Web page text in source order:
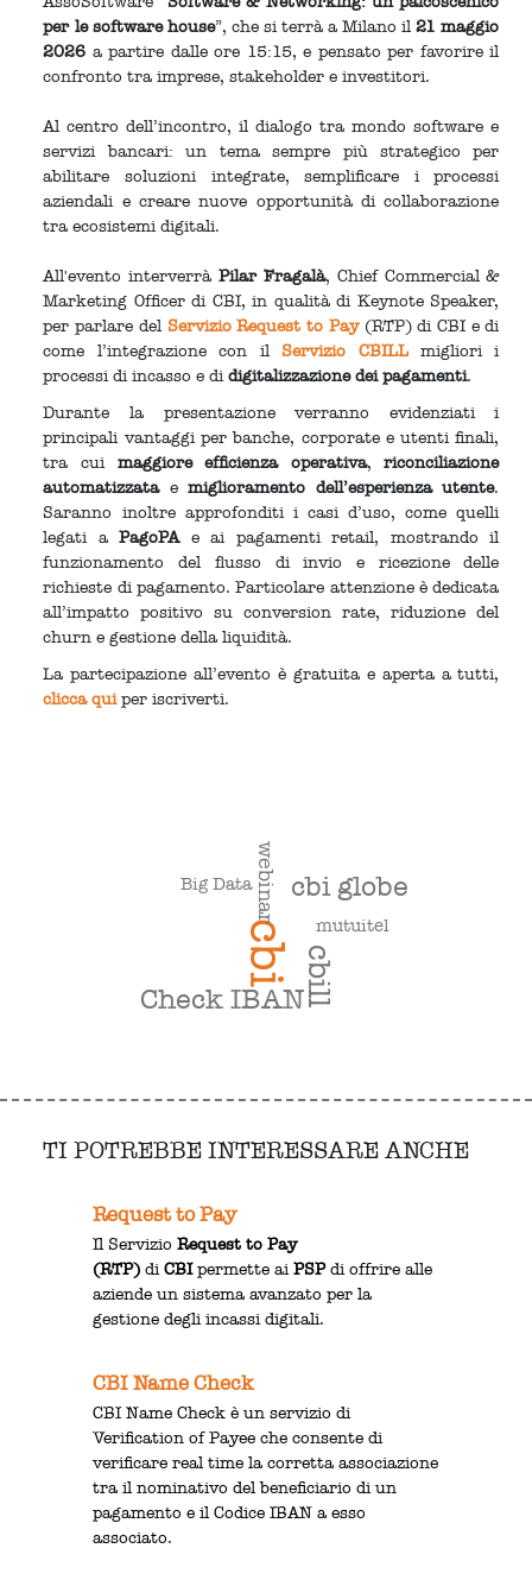
per le software house”, che si terrà a Milano il21 maggio
2026 a partire dalle ore 15:15, e pensato per favorire il
confronto tra imprese, stakeholder e investitori.
Al centro dell’incontro, il dialogo tra mondo software e
servizi bancari: un tema sempre più strategico per
abilitare soluzioni integrate, semplificare i processi
aziendali e creare nuove opportunità di collaborazione
tra ecosistemi digitali.
All'evento interverràPilar Fragalà, Chief Commercial &
Marketing Officer di CBI, in qualità di Keynote Speaker,
per parlare del Servizio Request to Pay(RTP) di CBI e di
come l’integrazione con ilServizio CBILLmigliori i
processi di incasso e didigitalizzazione dei pagamenti.
Durante la presentazione verranno evidenziati i
principali vantaggi per banche, corporate e utenti finali,
tra cui maggiore efficienza operativa,riconciliazione
automatizzata emiglioramento dell’esperienza utente.
Saranno inoltre approfonditi i casi d’uso, come quelli
legati aPagoPAe ai pagamenti retail, mostrando il
funzionamento del flusso di invio e ricezione delle
richieste di pagamento. Particolare attenzione è dedicata
all’impatto positivo su conversion rate, riduzione del
churn e gestione della liquidità.
La partecipazione all’evento è gratuita e aperta a tutti,
clicca quiper iscriverti.
cbi cbill
cbi globe
Check IBAN
webinar
mutuitel
Big Data
TI POTREBBE INTERESSARE ANCHE
Request to Pay
Il ServizioRequest to Pay
(RTP) diCBIpermette aiPSPdi offrire alle
aziende un sistema avanzato per la
gestione degli incassi digitali.
CBI Name Check
CBI Name Check è un servizio di
Verification of Payee che consente di
verificare real time la corretta associazione
tra il nominativo del beneficiario di un
pagamento e il Codice IBAN a esso
associato.